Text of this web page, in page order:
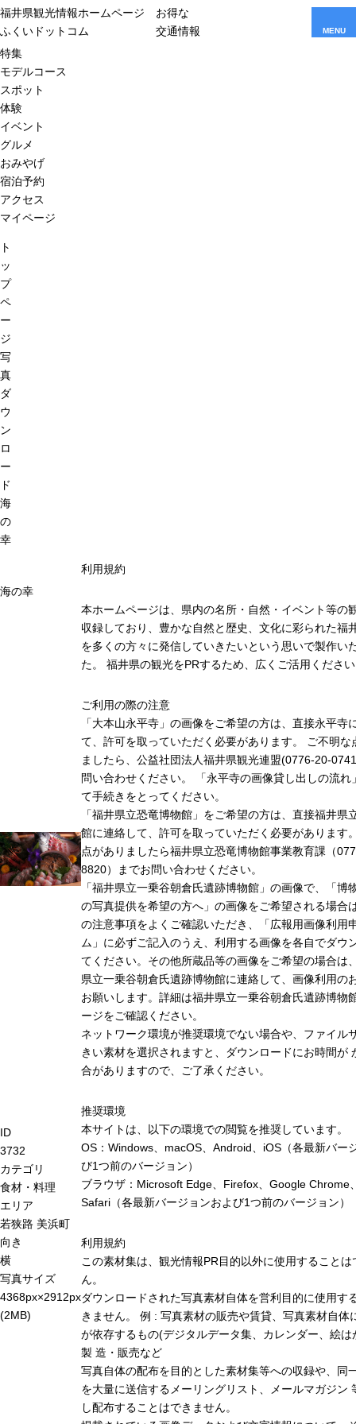
福井県観光情報ホームページ
ふくいドットコム
お得な
交通情報
MENU
特集
モデルコース
スポット
体験
イベント
グルメ
おみやげ
宿泊予約
アクセス
マイページ
ト
ッ
プ
ペ
ー
ジ
写
真
ダ
ウ
ン
ロ
ー
ド
海
の
幸
海の幸
ID
3732
カテゴリ
食材・料理
エリア
若狭路 美浜町
向き
横
写真サイズ
4368px×2912px
(2MB)
利用規約
本ホームページは、県内の名所・自然・イベント等の
収録しており、豊かな自然と歴史、文化に彩られた福
を多くの方々に発信していきたいという思いで製作い
た。 福井県の観光をPRするため、広くご活用くださ
ご利用の際の注意
「大本山永平寺」の画像をご希望の方は、直接永平寺
て、許可を取っていただく必要があります。 ご不明な
ましたら、公益社団法人福井県観光連盟(0776-20-
問い合わせください。 「永平寺の画像貸し出しの流れ
て手続きをとってください。
「福井県立恐竜博物館」をご希望の方は、直接福井県
館に連絡して、許可を取っていただく必要があります
点がありましたら福井県立恐竜博物館事業教育課（
8820）までお問い合わせください。
「福井県立一乗谷朝倉氏遺跡博物館」の画像で、「博
の写真提供を希望の方へ」の画像をご希望される場合
の注意事項をよくご確認いただき、「広報用画像利用
ム」に必ずご記入のうえ、利用する画像を各自でダウ
てください。その他所蔵品等の画像をご希望の場合は
県立一乗谷朝倉氏遺跡博物館に連絡して、画像利用の
お願いします。詳細は福井県立一乗谷朝倉氏遺跡博物
ージをご確認ください。
ネットワーク環境が推奨環境でない場合や、ファイル
きい素材を選択されますと、ダウンロードにお時間が
合がありますので、ご了承ください。
推奨環境
本サイトは、以下の環境での閲覧を推奨しています。
OS：Windows、macOS、Android、iOS（各最新バー
び1つ前のバージョン）
ブラウザ：Microsoft Edge、Firefox、Google Chrome
Safari（各最新バージョンおよび1つ前のバージョン）
利用規約
この素材集は、観光情報PR目的以外に使用することは
ん。
ダウンロードされた写真素材自体を営利目的に使用す
きません。 例 : 写真素材の販売や賃貸、写真素材自体
が依存するもの(デジタルデータ集、カレンダー、絵は
製 造・販売など
写真自体の配布を目的とした素材集等への収録や、同
を大量に送信するメーリングリスト、メールマガジン
し配布することはできません。